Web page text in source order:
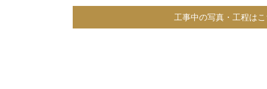
工事中の写真・工程は